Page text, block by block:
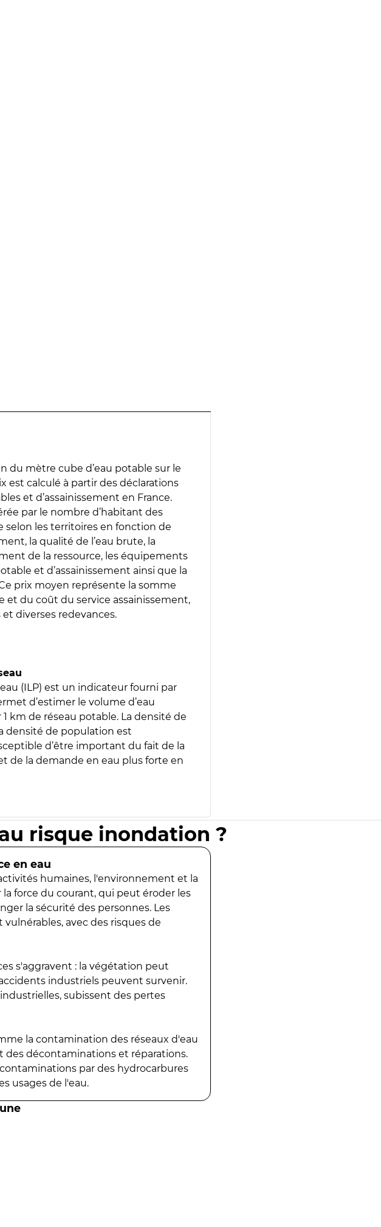
du mètre cube d’eau potable sur le
est calculé à partir des déclarations
et d’assainissement en France.
par le nombre d’habitant des
selon les territoires en fonction de
la qualité de l’eau brute, la
de la ressource, les équipements
et d’assainissement ainsi que la
prix moyen représente la somme
et du coût du service assainissement,
diverses redevances.
(ILP) est un indicateur fourni par
d’estimer le volume d’eau
km de réseau potable. La densité de
densité de population est
d’être important du fait de la
de la demande en eau plus forte en
risque inondation ?
en eau
humaines, l'environnement et la
force du courant, qui peut éroder les
la sécurité des personnes. Les
avec des risques de
s'aggravent : la végétation peut
industriels peuvent survenir.
subissent des pertes
la contamination des réseaux d'eau
décontaminations et réparations.
par des hydrocarbures
usages de l'eau.